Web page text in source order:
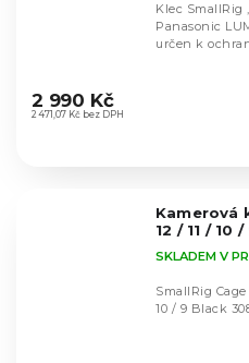
hodnocení
produktu
2 471,07 Kč bez DPH
2 990 Kč
Klec SmallRig
Panasonic
určen k
Kamerová
12 / 11 / 10
SKLADEM V
SmallRig Cage
10 / 9 Black